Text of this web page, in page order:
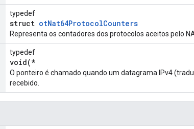
typedef
struct otNat64ProtocolCounters
Representa os contadores dos protocolos aceitos pelo
typedef
void(*
O ponteiro é chamado quando um datagrama IPv4
recebido.